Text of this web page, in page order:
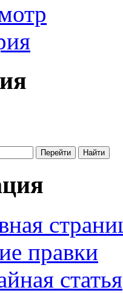
правки
статья